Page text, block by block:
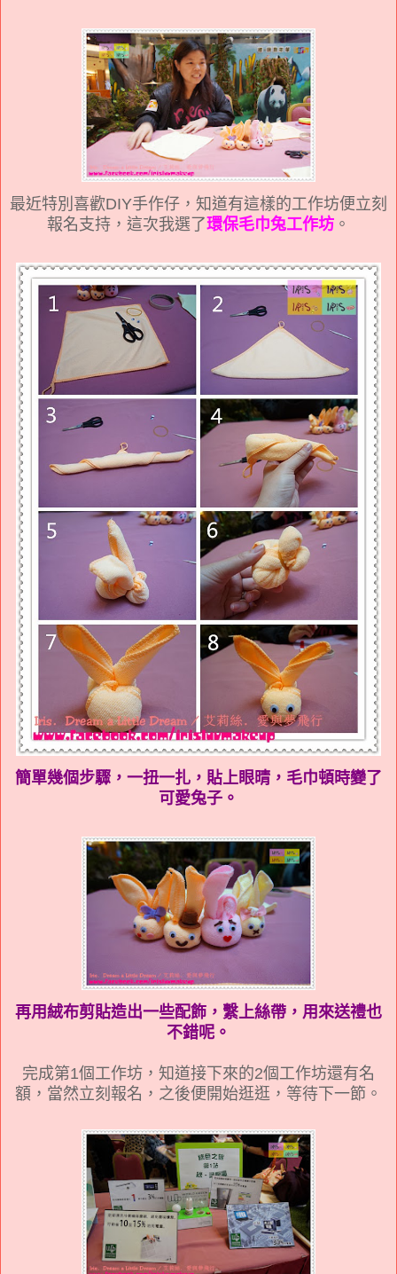
最近特別喜歡DIY手作仔，知道有這樣的工作坊便立刻
報名支持，這次我選了環保毛巾兔工作坊 。
簡單幾個步驟，一扭一扎，貼上眼晴，毛巾頓時變了
可愛兔子。
再用絨布剪貼造出一些配飾，繫上絲帶，用來送禮也
不錯呢。
完成第1個工作坊，知道接下來的2個工作坊還有名
額，當然立刻報名，之後便開始逛逛，等待下一節。